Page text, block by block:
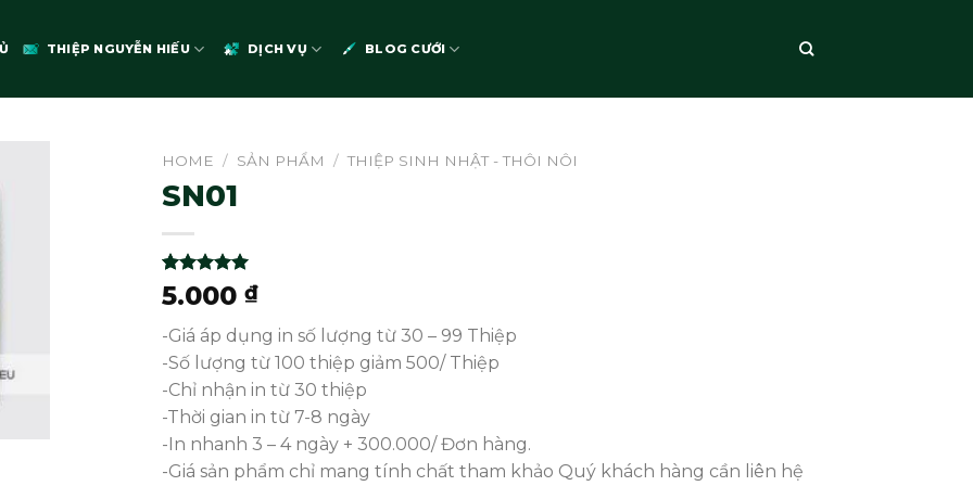
THIỆP NGUYỄN HIẾU DỊCH VỤ BLOG CƯỚI
HOME / SẢN PHẨM / THIỆP SINH NHẬT - THÔI NÔI
SN01
Rated5.00
out of 5
1
customer
rating
5.000 ₫
-Giá áp dụng in số lượng từ 30 – 99 Thiệp
-Số lượng từ 100 thiệp giảm 500/ Thiệp
-Chỉ nhận in từ 30 thiệp
-Thời gian in từ 7-8 ngày
-In nhanh 3 – 4 ngày + 300.000/ Đơn hàng.
-Giá sản phẩm chỉ mang tính chất tham khảo Quý khách hàng cần liên hệ